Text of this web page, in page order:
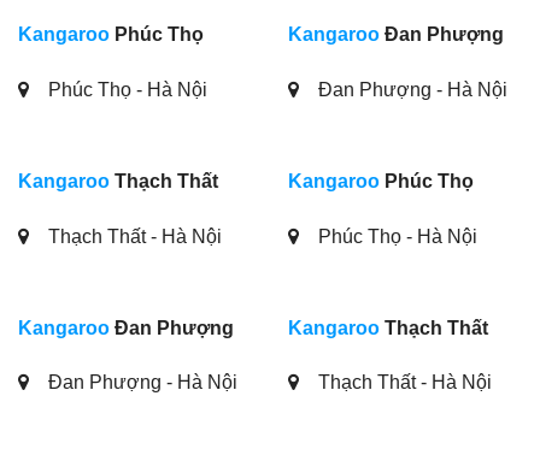
Kangaroo Phúc Thọ
Phúc Thọ - Hà Nội
Kangaroo Đan Phượng
Đan Phượng - Hà Nội
Kangaroo Thạch Thất
Thạch Thất - Hà Nội
Kangaroo Phúc Thọ
Phúc Thọ - Hà Nội
Kangaroo Đan Phượng
Đan Phượng - Hà Nội
Kangaroo Thạch Thất
Thạch Thất - Hà Nội